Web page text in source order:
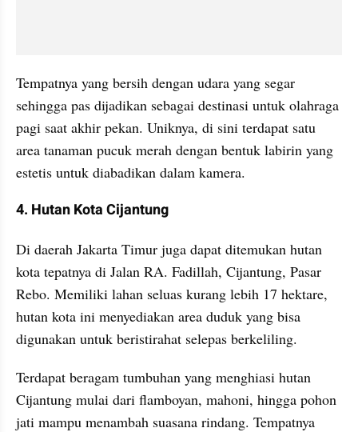
Tempatnya yang bersih dengan udara yang segar
sehingga pas dijadikan sebagai destinasi untuk olahraga
pagi saat akhir pekan. Uniknya, di sini terdapat satu
area tanaman pucuk merah dengan bentuk labirin yang
estetis untuk diabadikan dalam kamera.
4. Hutan Kota Cijantung
Di daerah Jakarta Timur juga dapat ditemukan hutan
kota tepatnya di Jalan RA. Fadillah, Cijantung, Pasar
Rebo. Memiliki lahan seluas kurang lebih 17 hektare,
hutan kota ini menyediakan area duduk yang bisa
digunakan untuk beristirahat selepas berkeliling.
Terdapat beragam tumbuhan yang menghiasi hutan
Cijantung mulai dari flamboyan, mahoni, hingga pohon
jati mampu menambah suasana rindang. Tempatnya